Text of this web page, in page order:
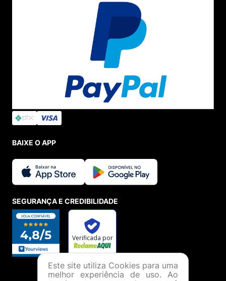
BAIXE O APP
SEGURANÇA E CREDIBILIDADE
Este site utiliza Cookies para uma
melhor experiência de uso. Ao